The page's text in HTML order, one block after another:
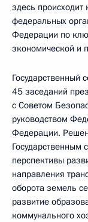
здесь
федеральных
Федерации по
экономической и
Государственный
45 заседаний
с Советом
руководством
Федерации.
Государственным
перспективы
направления
оборота земель
развитие
коммунального